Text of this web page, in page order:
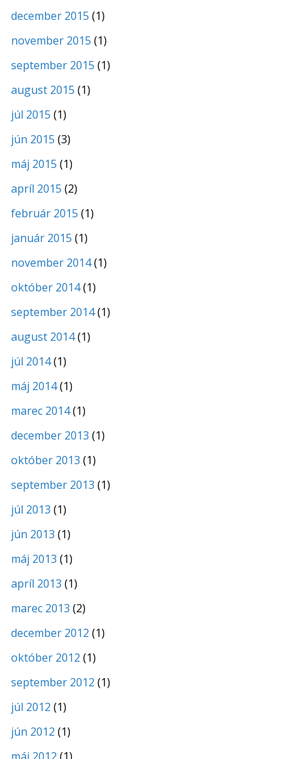
december 2015 (1)
november 2015 (1)
september 2015 (1)
august 2015 (1)
júl 2015 (1)
jún 2015 (3)
máj 2015 (1)
apríl 2015 (2)
február 2015 (1)
január 2015 (1)
november 2014(1)
október 2014(1)
september 2014(1)
august 2014(1)
júl 2014(1)
máj 2014(1)
marec 2014(1)
december 2013 (1)
október 2013 (1)
september 2013 (1)
júl 2013 (1)
jún 2013 (1)
máj 2013 (1)
apríl 2013 (1)
marec 2013 (2)
december 2012 (1)
október 2012 (1)
september 2012 (1)
júl 2012 (1)
jún 2012 (1)